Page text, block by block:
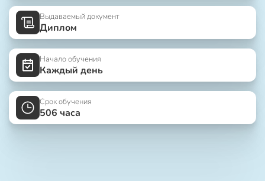
Выдаваемый документ
Диплом
Начало обучения
Каждый день
Срок обучения
506 часа